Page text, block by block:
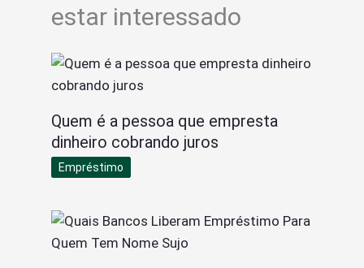
estar interessado
Quem é a pessoa que empresta
dinheiro cobrando juros
Empréstimo